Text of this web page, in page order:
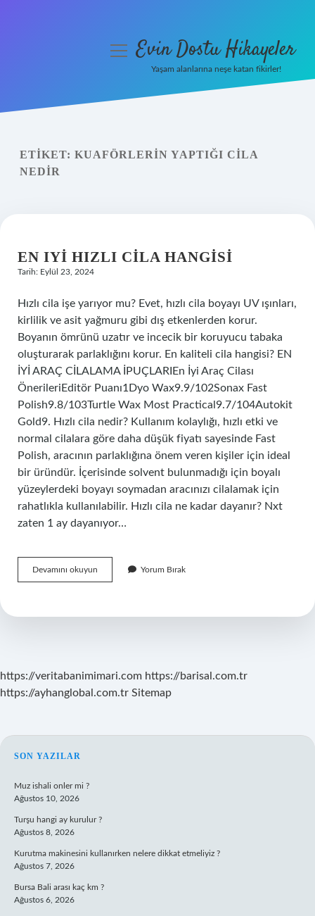
Yasal Uyarı
menüyüEvin Dostu Hikayeler
Yaşam alanlarına neşe katan fikirler!
ETIKET: KUAFÖRLERIN YAPTIĞI CILA
NEDIR
EN IYI HIZLI CILA HANGISI
Tarih: Eylül 23, 2024
Hızlı cila işe yarıyor mu? Evet, hızlı cila boyayı UV ışınları,
kirlilik ve asit yağmuru gibi dış etkenlerden korur.
Boyanın ömrünü uzatır ve incecik bir koruyucu tabaka
oluşturarak parlaklığını korur. En kaliteli cila hangisi? EN
İYİ ARAÇ CİLALAMA İPUÇLARIEn İyi Araç Cilası
ÖnerileriEditör Puanı1Dyo Wax9.9/102Sonax Fast
Polish9.8/103Turtle Wax Most Practical9.7/104Autokit
Gold9. Hızlı cila nedir? Kullanım kolaylığı, hızlı etki ve
normal cilalara göre daha düşük fiyatı sayesinde Fast
Polish, aracının parlaklığına önem veren kişiler için ideal
bir üründür. İçerisinde solvent bulunmadığı için boyalı
yüzeylerdeki boyayı soymadan aracınızı cilalamak için
rahatlıkla kullanılabilir. Hızlı cila ne kadar dayanır? Nxt
zaten 1 ay dayanıyor…
Devamını okuyun
Iyi
Hangisi
Yorum Bırak
https://veritabanimimari.com https://barisal.com.tr
https://ayhanglobal.com.tr Sitemap
SIDEBAR
SON YAZILAR
Muz ishali onler mi ?
Ağustos 10, 2026
Turşu hangi ay kurulur ?
Ağustos 8, 2026
Kurutma makinesini kullanırken nelere dikkat etmeliyiz ?
Ağustos 7, 2026
Bursa Bali arası kaç km ?
Ağustos 6, 2026